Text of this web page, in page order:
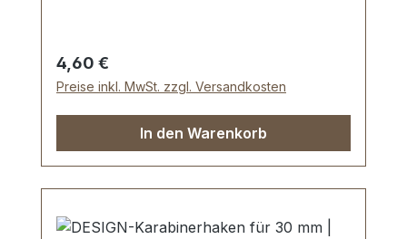
Regulärer Preis:
4,60 €
Preise inkl. MwSt. zzgl. Versandkosten
In den Warenkorb